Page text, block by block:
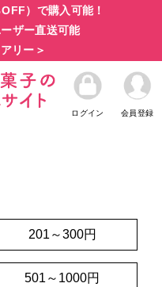
）で購入可能！
ザー直送可能
リー＞
ログイン 会員登録
201～300円
501～1000円